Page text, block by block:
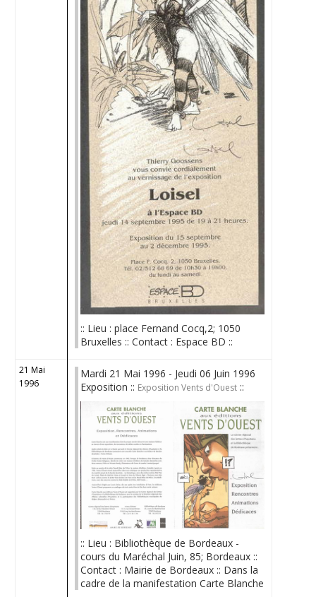
:: Lieu : place Fernand Cocq,2; 1050
Bruxelles :: Contact : Espace BD ::
21 Mai
1996
Mardi 21 Mai 1996 - Jeudi 06 Juin 1996
Exposition :: Exposition Vents d'Ouest ::
:: Lieu : Bibliothèque de Bordeaux -
cours du Maréchal Juin, 85; Bordeaux ::
Contact : Mairie de Bordeaux :: Dans la
cadre de la manifestation Carte Blanche